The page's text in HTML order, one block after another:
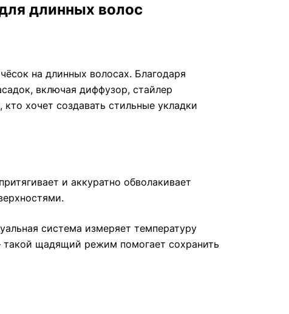
длинных волос
на длинных волосах. Благодаря
включая диффузор, стайлер
хочет создавать стильные укладки
и аккуратно обволакивает
система измеряет температуру
такой щадящий режим помогает сохранить